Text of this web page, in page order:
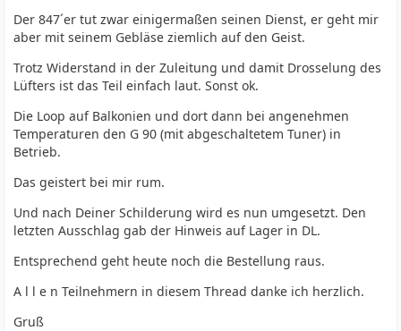
Der 847´er tut zwar einigermaßen seinen Dienst, er geht mir
aber mit seinem Gebläse ziemlich auf den Geist.
Trotz Widerstand in der Zuleitung und damit Drosselung des
Lüfters ist das Teil einfach laut. Sonst ok.
Die Loop auf Balkonien und dort dann bei angenehmen
Temperaturen den G 90 (mit abgeschaltetem Tuner) in
Betrieb.
Das geistert bei mir rum.
Und nach Deiner Schilderung wird es nun umgesetzt. Den
letzten Ausschlag gab der Hinweis auf Lager in DL.
Entsprechend geht heute noch die Bestellung raus.
A l l e n Teilnehmern in diesem Thread danke ich herzlich.
Gruß